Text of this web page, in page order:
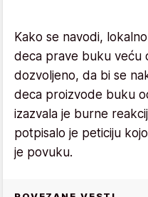
Kako se navodi,
deca prave buku veću
dozvoljeno, da bi se
deca proizvode buku
izazvala je burne
potpisalo je peticiju
je povuku.